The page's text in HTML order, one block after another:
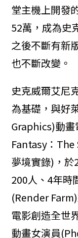
堂主機上開發
52萬，成為史
之後不斷有新
也不斷改變。
史克威爾艾尼
為基礎，與好
Graphics)動
Fantasy：
夢境實錄)，於
200人、4年時
(Render
電影創造全世
動畫女演員